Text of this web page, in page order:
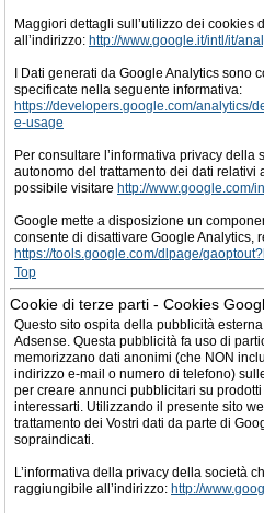
Maggiori dettagli sull’utilizzo dei cookies
all’indirizzo: http://www.google.it/intl/it/
I Dati generati da Google Analytics
specificate nella seguente informativa:
https://developers.google.com/analytics/
e-usage
Per consultare l’informativa privacy della
autonomo del trattamento dei dati relativi
possibile visitare http://www.google.com/
Google mette a disposizione un
consente di disattivare Google Analytics,
https://tools.google.com/dlpage/
Top
Cookie di terze parti - Cookies
Questo sito ospita della pubblicità
Adsense. Questa pubblicità fa uso di
memorizzano dati anonimi (che NON
indirizzo e-mail o numero di telefono)
per creare annunci pubblicitari su
interessarti. Utilizzando il presente sito
trattamento dei Vostri dati da parte di
sopraindicati.
L’informativa della privacy della società
raggiungibile all’indirizzo: http://